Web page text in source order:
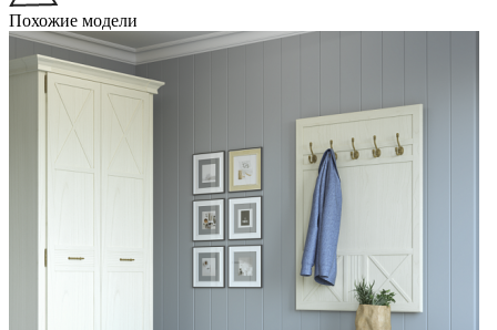
Похожие модели